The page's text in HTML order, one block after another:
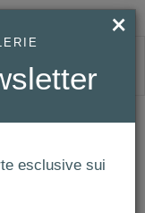
×
esclusive sui